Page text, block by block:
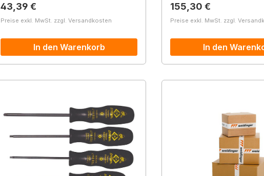
Regulärer Preis:
43,39 €
Preise exkl. MwSt. zzgl. Versandkosten
In den Warenkorb
Regulärer Preis:
155,30 €
Preise exkl. MwSt. zzgl.
In den